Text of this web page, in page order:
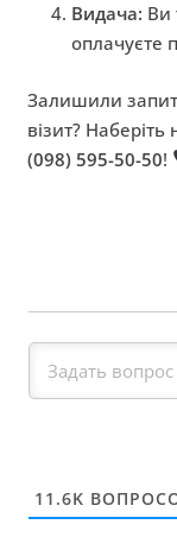
Видача: Ви
оплачуєте
Залишили
візит?
(098) 595-50-50!
11.6K